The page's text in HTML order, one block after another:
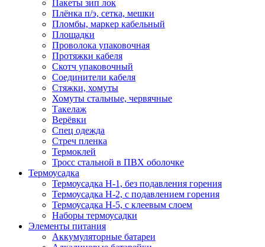
Пакеты зип лок
Плёнка п/э, сетка, мешки
Пломбы, маркер кабельный
Площадки
Проволока упаковочная
Протяжки кабеля
Скотч упаковочный
Соединители кабеля
Стяжки, хомуты
Хомуты стальные, червячные
Такелаж
Верёвки
Спец одежда
Стреч пленка
Термоклей
Тросс стальной в ПВХ оболочке
Термоусадка
Термоусадка H-1, без подавления горения
Термоусадка H-2, с подавлением горения
Термоусадка H-5, с клеевым слоем
Наборы термоусадки
Элементы питания
Аккумуляторные батареи